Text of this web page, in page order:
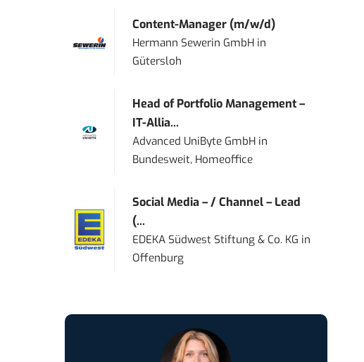
Content-Manager (m/w/d)
Hermann Sewerin GmbH in
Gütersloh
Head of Portfolio Management –
IT-Allia...
Advanced UniByte GmbH in
Bundesweit, Homeoffice
Social Media – / Channel – Lead
(...
EDEKA Südwest Stiftung & Co. KG in
Offenburg